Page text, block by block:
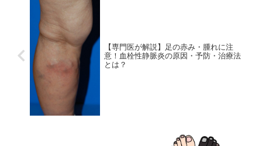
【専門医が解説】足の赤み・腫れに注
意！血栓性静脈炎の原因・予防・治療法
とは？